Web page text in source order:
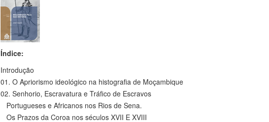
Índice:
Introdução
01. O Apriorismo ideológico na histografia de Moçambique
02. Senhorio, Escravatura e Tráfico de Escravos
Portugueses e Africanos nos Rios de Sena.
Os Prazos da Coroa nos séculos XVII E XVIII